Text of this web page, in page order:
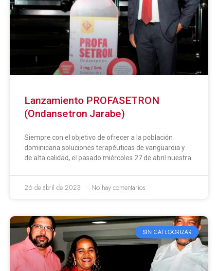
Lanzamiento PROFASETRON
(Ondansetron Jarabe)
Siempre con el objetivo de ofrecer a la población
dominicana soluciones terapéuticas de vanguardia y
de alta calidad, el pasado miércoles 27 de abril nuestra
26 de abril de 2023 No hay comentarios
SIN CATEGORIZAR